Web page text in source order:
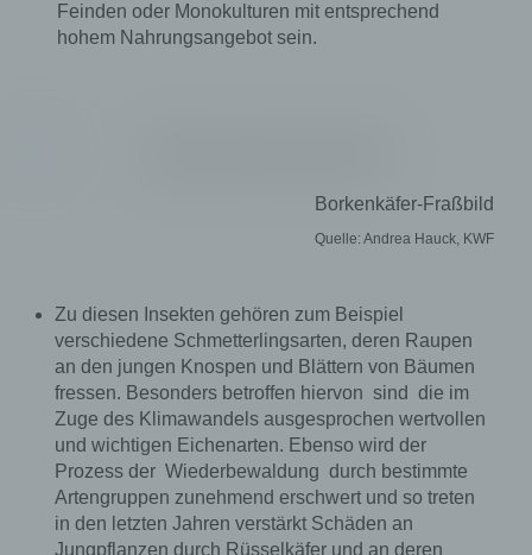
Feinden oder Monokulturen mit entsprechend
hohem Nahrungsangebot sein.
Borkenkäfer-Fraßbild
Quelle: Andrea Hauck, KWF
Zu diesen Insekten gehören zum Beispiel
verschiedene Schmetterlingsarten, deren Raupen
an den jungen Knospen und Blättern von Bäumen
fressen. Besonders betroffen hiervon sind die im
Zuge des Klimawandels ausgesprochen wertvollen
und wichtigen Eichenarten. Ebenso wird der
Prozess der Wiederbewaldung durch bestimmte
Artengruppen zunehmend erschwert und so treten
in den letzten Jahren verstärkt Schäden an
Jungpflanzen durch Rüsselkäfer und an deren
Name und Anschrift des für die Verarbeitung
mit datenschutzrechtlichem Charakter ist die:
64823 Groß-Umstadt
Deutschland
06078/78530
E-Mail: service@kwf-tagung.de
DE813855226
Cookies / SessionStorage / LocalStorage
Die Internetseiten verwenden teilweise so
genannte Cookies, LocalStorage und
SessionStorage. Dies dient dazu, unser Angebot